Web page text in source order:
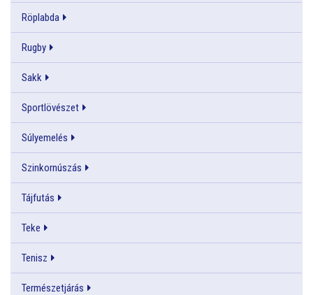
Röplabda
Rugby
Sakk
Sportlövészet
Súlyemelés
Szinkornúszás
Tájfutás
Teke
Tenisz
Természetjárás